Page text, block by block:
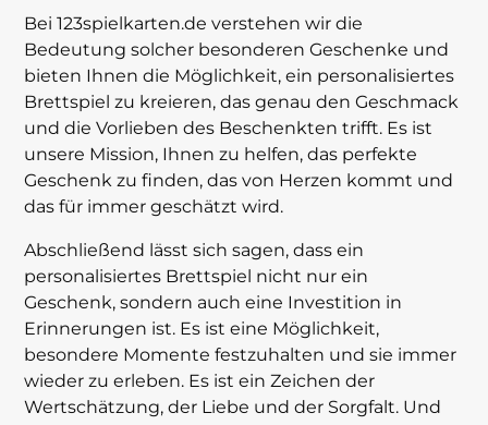
Bei 123spielkarten.de verstehen wir die
Bedeutung solcher besonderen Geschenke und
bieten Ihnen die Möglichkeit, ein personalisiertes
Brettspiel zu kreieren, das genau den Geschmack
und die Vorlieben des Beschenkten trifft. Es ist
unsere Mission, Ihnen zu helfen, das perfekte
Geschenk zu finden, das von Herzen kommt und
das für immer geschätzt wird.
Abschließend lässt sich sagen, dass ein
personalisiertes Brettspiel nicht nur ein
Geschenk, sondern auch eine Investition in
Erinnerungen ist. Es ist eine Möglichkeit,
besondere Momente festzuhalten und sie immer
wieder zu erleben. Es ist ein Zeichen der
Wertschätzung, der Liebe und der Sorgfalt. Und